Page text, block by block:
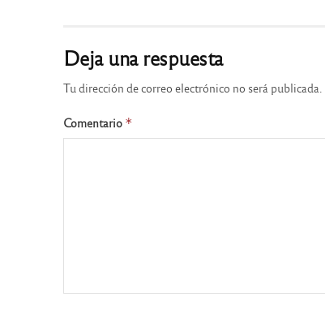
Deja una respuesta
Tu dirección de correo electrónico no será publicada.
Comentario *